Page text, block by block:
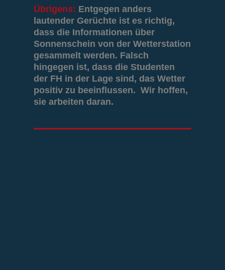
Übrigens: Entgegen anders
lautender Gerüchte ist es richtig,
dass die Informationen über
Sonnenschein von der Wetterstation
gesammelt werden. Falsch
hingegen ist, dass die Studenten
der FH in der Lage sind, das Wetter
positiv zu beeinflussen. Wir hoffen,
sie arbeiten daran.